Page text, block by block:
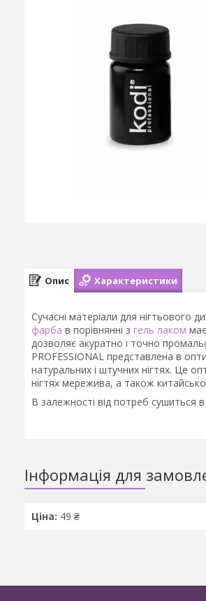
Опис Характеристики
Сучасні матеріали для нігтьового
фарба в порівнянні з гель лаком
дозволяє акуратно і точно
PROFESSIONAL представлена в
натуральних і штучних нігтях. Це
нігтях мережива, а також
В залежності від потреб сушиться
Інформація для
Ціна: 49 ₴